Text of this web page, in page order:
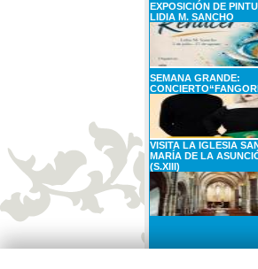
EXPOSICIÓN DE
LIDIA M. SANCHO
SEMANA GRANDE:
VISITA LA IGLESIA
MARÍA DE LA
(S.XIII)